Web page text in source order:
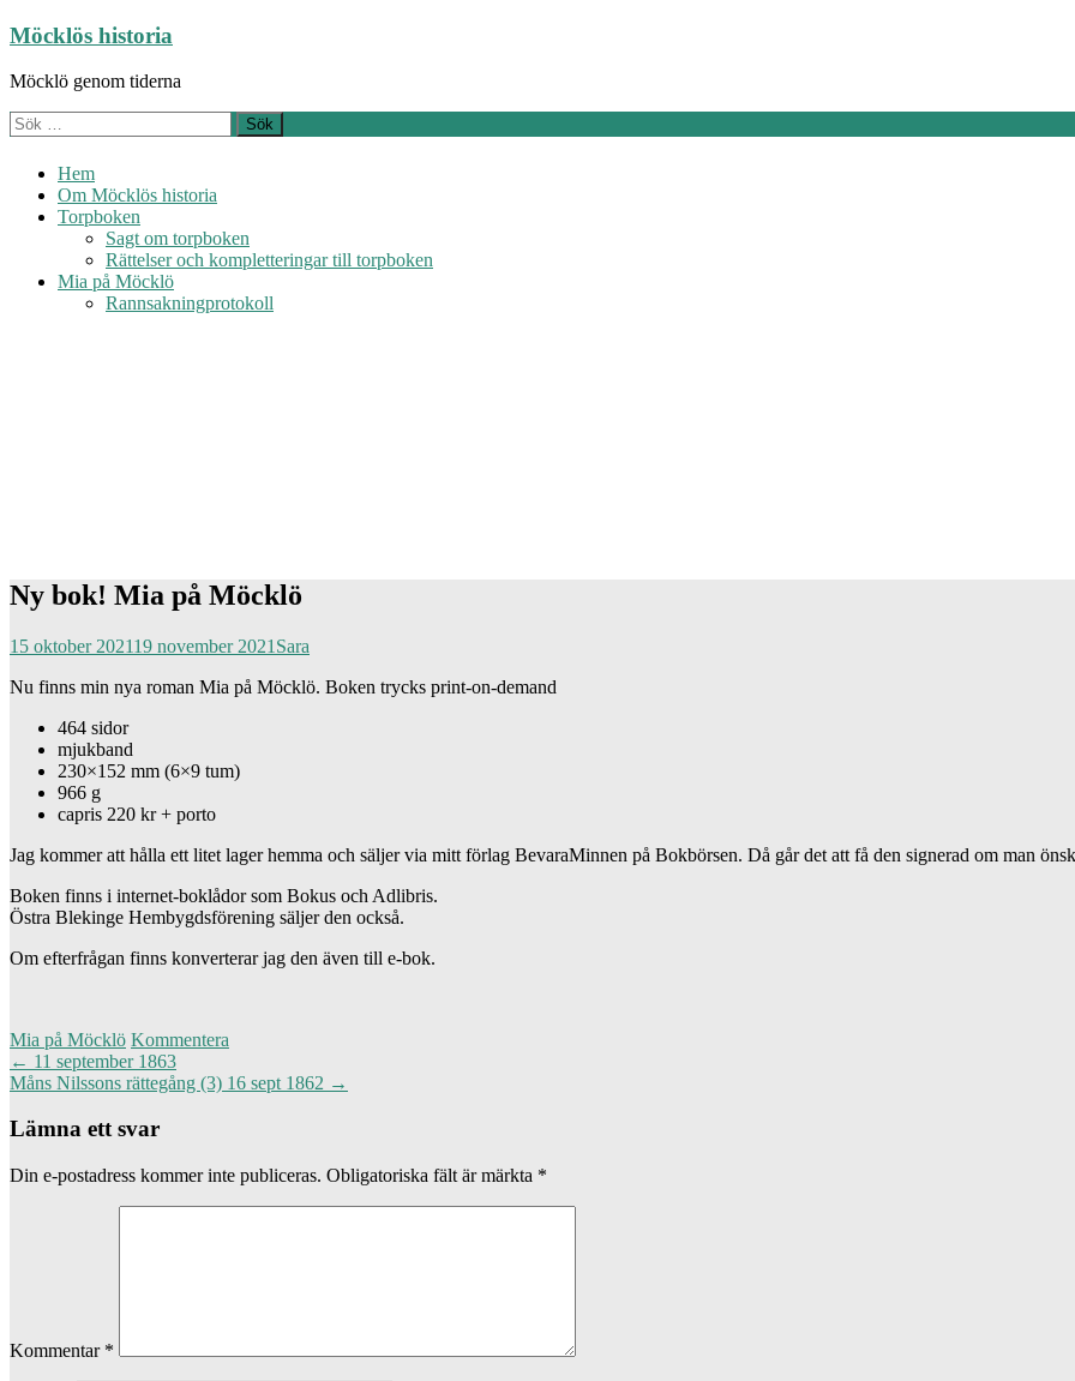
Hoppa
innehåll
Möcklös historia
Möcklö genom tiderna
Sök
efter:
Hem
Om Möcklös historia
Torpboken
Sagt om torpboken
Rättelser och kompletteringar till torpboken
Mia på Möcklö
Rannsakningprotokoll
Ny bok! Mia på Möcklö
15 oktober 202119 november 2021 Sara
Nu finns min nya roman Mia på Möcklö. Boken trycks print-on-demand
464 sidor
mjukband
230×152 mm (6×9 tum)
966 g
capris 220 kr + porto
Jag kommer att hålla ett litet lager hemma och säljer via mitt förlag BevaraMinnen på Bokbörsen. Då går det att få den signerad om man
Boken finns i internet-boklådor som Bokus och Adlibris.
Östra Blekinge Hembygdsförening säljer den också.
Om efterfrågan finns konverterar jag den även till e-bok.
Mia på Möcklö Kommentera
Inläggsnavigering
← 11 september 1863
Måns Nilssons rättegång (3) 16 sept 1862 →
Lämna ett svar
Din e-postadress kommer inte publiceras. Obligatoriska fält är märkta *
Kommentar *